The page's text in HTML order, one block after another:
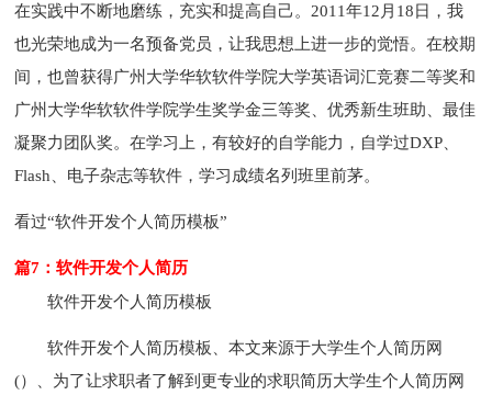
在实践中不断地磨练，充实和提高自己。2011年12月18日，我
也光荣地成为一名预备党员，让我思想上进一步的觉悟。在校期
间，也曾获得广州大学华软软件学院大学英语词汇竞赛二等奖和
广州大学华软软件学院学生奖学金三等奖、优秀新生班助、最佳
凝聚力团队奖。在学习上，有较好的自学能力，自学过DXP、
Flash、电子杂志等软件，学习成绩名列班里前茅。
看过“软件开发个人简历模板”
篇7：软件开发个人简历
软件开发个人简历模板
软件开发个人简历模板、本文来源于大学生个人简历网
(）、为了让求职者了解到更专业的求职简历大学生个人简历网